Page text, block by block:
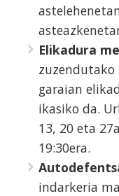
Elikadura
garaian
ikasiko da.
13, 20 eta
19:30era.
indarkeria